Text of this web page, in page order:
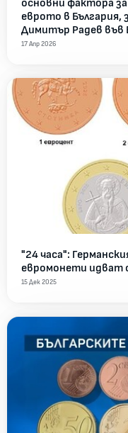
основни фактора
еврото в България,
Димитър Радев
17 Апр 2026
"24 часа":
евромонети идват
15 Дек 2025